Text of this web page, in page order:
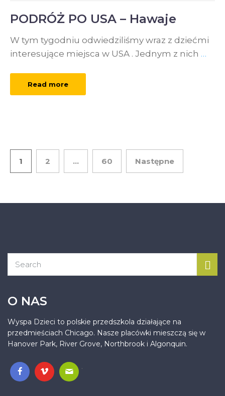
PODRÓŻ PO USA – Hawaje
W tym tygodniu odwiedziliśmy wraz z dziećmi
interesujące miejsca w USA . Jednym z nich …
Read more
Stronicowanie
1 2 … 60 Następne
O NAS
Wyspa Dzieci to polskie przedszkola działające na
przedmieściach Chicago. Nasze placówki mieszczą się w
Hanover Park, River Grove, Northbrook i Algonquin.
.